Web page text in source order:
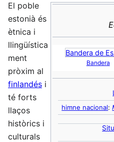
Bandera de
Bandera
himne nacional:
El poble
estonià és
ètnica i
llingüística
ment
pròxim al
finlandés i
té forts
llaços
històrics i
culturals